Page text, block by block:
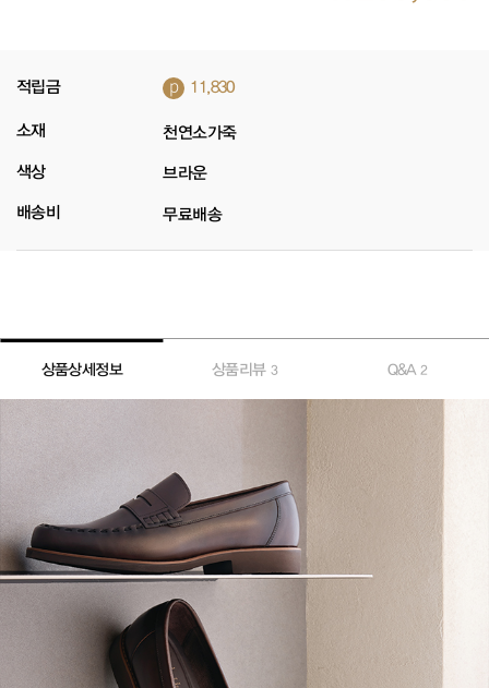
적립금 p 11,830
소재 천연소가죽
색상 브라운
배송비 무료배송
상품상세정보 상품리뷰 3 Q&A 2